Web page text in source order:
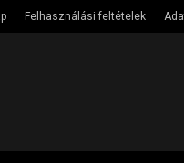
Felhasználási feltételek